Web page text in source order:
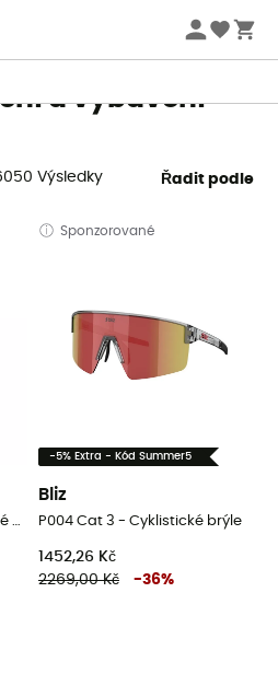
při nákupu 2 produktů* s kódem
a vybavení
Výsledky Řadit podle
P001 Small Cat 3 - Cyklistické brýle
Sponzorované
-5% Extra - Kód Summer5
Bliz
P004 Cat 3 - Cyklistické brýle
1452,26 Kč
2269,00 Kč
-36%